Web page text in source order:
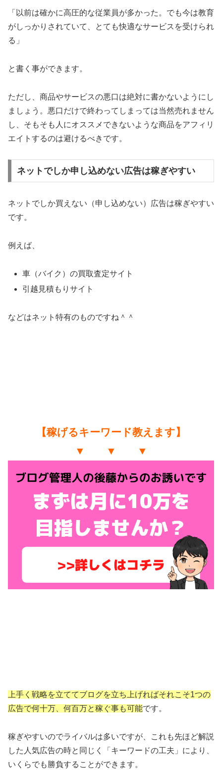
「以前は確かに高圧的な従業員が多かった。でも今は教育
がしっかりされていて、とても快適なサービスを受けられ
る」
と書く事ができます。
ただし、商品やサービスの悪口は絶対に書かないようにし
ましょう。悪口だけで終わってしまっては当然売れません
し、そもそも人にオススメできないような商品をアフィリ
エイトするのは避けるべきです。
ネットでしか申し込めない広告は稼ぎやすい
ネットでしか買えない（申し込めない）広告は稼ぎやすい
です。
例えば、
車（バイク）の買取査定サイト
引越見積もりサイト
などはネット特有のものですね＾＾
【稼げるキーワード教えます】
▼ ▼ ▼
上手く戦略を立ててブログを立ち上げればそれこそ1つの
広告で何十万、何百万と稼ぐ事も可能です。
稼ぎやすいのでライバルは多いですが、これも先ほど解説
した人気広告の時と同じく「キーワードの工夫」により、
いくらでも勝負することができます。